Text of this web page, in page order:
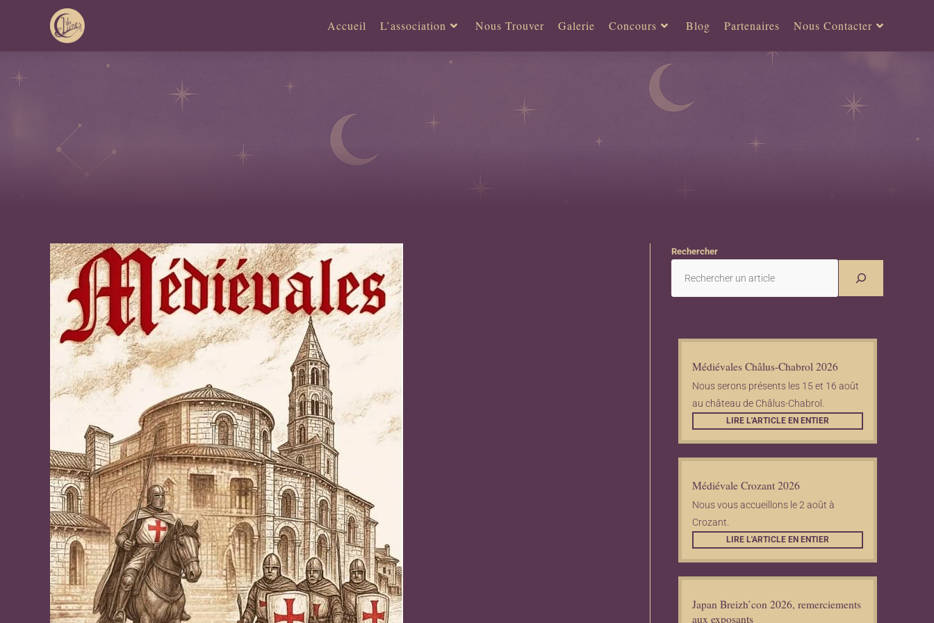
Accueil L’association Nous Trouver Galerie Concours Blog Partenaires Nous Contacter
Rechercher
Médiévales Châlus-Chabrol 2026
Nous serons présents les 15 et 16 août
au château de Châlus-Chabrol.
LIRE L'ARTICLE EN ENTIER
Médiévale Crozant 2026
Nous vous accueillons le 2 août à
Crozant.
LIRE L'ARTICLE EN ENTIER
Japan Breizh’con 2026, remerciements
aux exposants